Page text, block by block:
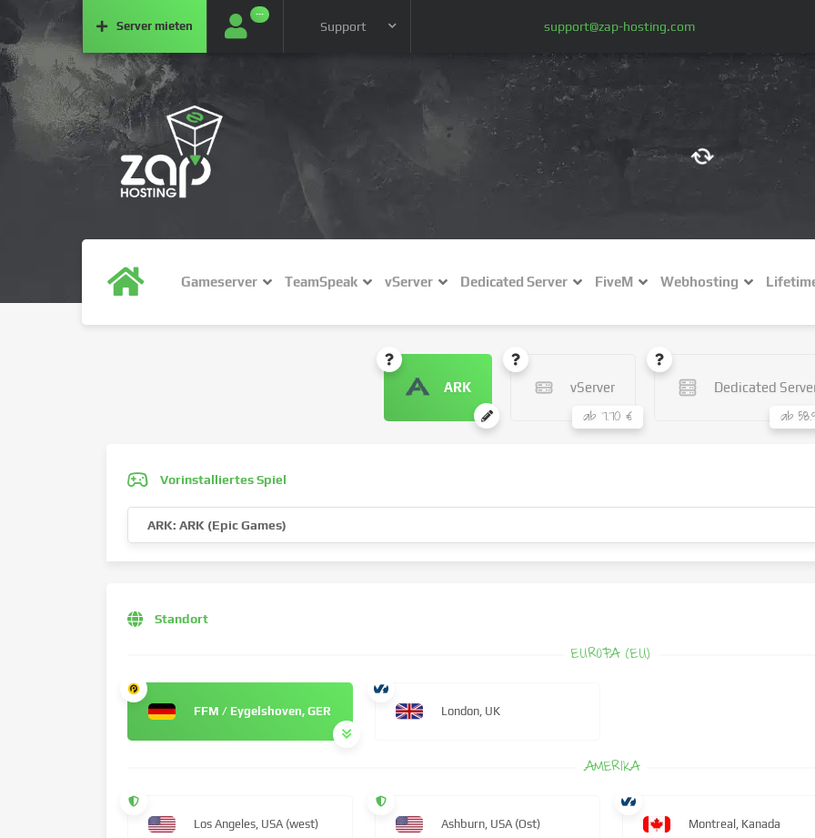
Server mieten
···
Support support@zap-hosting.com
NZ$ (NZD)
Gameserver TeamSpeak vServer Dedicated Server FiveM Webhosting
ARK vServer
ab 7.70 €
Dedicated
ab
Vorinstalliertes Spiel
ARK: ARK (Epic Games)
Standort
EUROPA (EU)
FFM / Eygelshoven, GER London, UK
AMERIKA
Los Angeles, USA (west) Ashburn, USA (Ost) Montreal, Kanada